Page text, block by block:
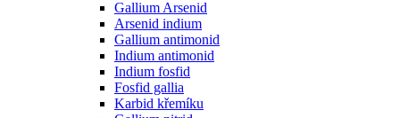
Gallium Arsenid
Arsenid indium
Gallium antimonid
Indium antimonid
Indium fosfid
Fosfid gallia
Karbid křemíku